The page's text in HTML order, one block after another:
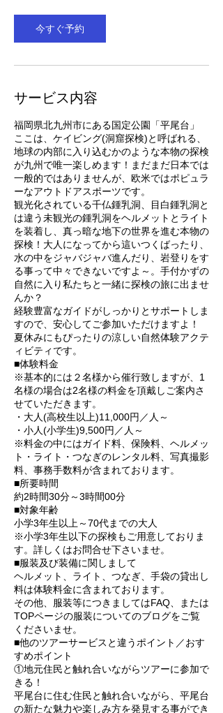
同
今すぐ予約
サービス内容
福岡県北九州市にある国定公園「平尾台」
ここは、ケイビング(洞窟探検)と呼ばれる、
地球の内部に入り込むかのような本物の探検
が九州で唯一楽しめます！まだまだ日本では
一般的ではありませんが、欧米ではポピュラ
ーなアウトドアスポーツです。
観光化されている千仏鍾乳洞、目白鍾乳洞と
は違う未観光の鍾乳洞をヘルメットとライト
を装着し、真っ暗な地下の世界を進む本物の
探検！大人になってから這いつくばったり、
水の中をジャバジャバ進んだり、岩登りをす
る事って中々できないですよ～。手付かずの
自然に入り私たちと一緒に探検の旅に出ませ
んか？
経験豊富なガイドがしっかりとサポートしま
すので、安心してご参加いただけますよ！
夏休みにもぴったりの涼しい自然体験アクテ
ィビティです。
■体験料金
※基本的には２名様から催行致しますが、1
名様の場合は2名様の料金を頂戴しご案内さ
せていただきます。
・大人(高校生以上)11,000円／人～
・小人(小学生)9,500円／人～
※料金の中にはガイド料、保険料、ヘルメッ
ト・ライト・つなぎのレンタル料、写真撮影
料、事務手数料が含まれております。
■所要時間
約2時間30分～3時間00分
■対象年齢
小学3年生以上～70代までの大人
※小学3年生以下の探検もご用意しておりま
す。詳しくはお問合せ下さいませ。
■服装及び装備に関しまして
ヘルメット、ライト、つなぎ、手袋の貸出し
料は体験料金に含まれております。
その他、服装等につきましてはFAQ、または
TOPページの服装についてのブログをご覧
くださいませ。
■他のツアーサービスと違うポイント／おす
すめポイント
①地元住民と触れ合いながらツアーに参加で
きる！
平尾台に住む住民と触れ合いながら、平尾台
の新たな魅力や楽しみ方を発見する事ができ